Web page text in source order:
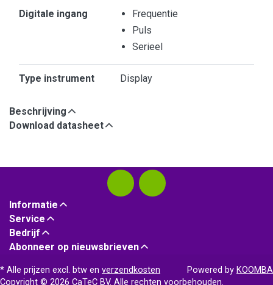
Digitale ingang
Frequentie
Puls
Serieel
Type instrument Display
Beschrijving
Download datasheet
Informatie
Service
Bedrijf
Abonneer op nieuwsbrieven
* Alle prijzen excl. btw en verzendkosten Powered by KOOMBA
Copyright © 2026 CaTeC BV. Alle rechten voorbehouden.